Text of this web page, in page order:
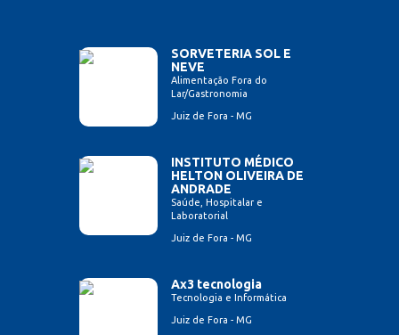
SORVETERIA SOL E
NEVE
Alimentação Fora do
Lar/Gastronomia
Juiz de Fora - MG
INSTITUTO MÉDICO
HELTON OLIVEIRA DE
ANDRADE
Saúde, Hospitalar e
Laboratorial
Juiz de Fora - MG
Ax3 tecnologia
Tecnologia e Informática
Juiz de Fora - MG